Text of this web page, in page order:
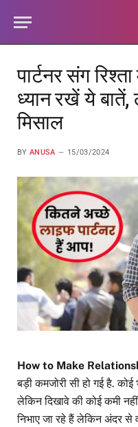
पार्टनर संग
ध्यान रखें ये बातें,
मिसाल
BY ANUSA 15/03/2024
How to Make
बड़ी कमजोरी सी हो गई है. कोई
लेकिन दिखावे की कोई कमी
निभाए जा रहे हैं लेकिन अंदर